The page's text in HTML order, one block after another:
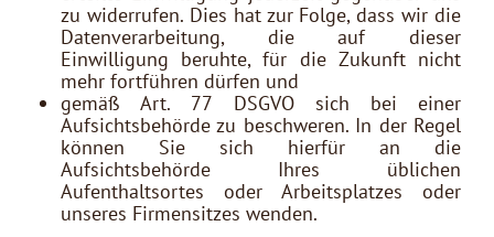
zu widerrufen. Dies hat zur Folge, dass wir die
Datenverarbeitung, die auf dieser
Einwilligung beruhte, für die Zukunft nicht
mehr fortführen dürfen und
gemäß Art. 77 DSGVO sich bei einer
Aufsichtsbehörde zu beschweren. In der Regel
können Sie sich hierfür an die
Aufsichtsbehörde Ihres üblichen
Aufenthaltsortes oder Arbeitsplatzes oder
unseres Firmensitzes wenden.